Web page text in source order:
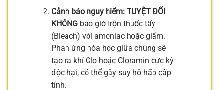
Cảnh báo nguy hiểm: TUYỆT ĐỐI
KHÔNGbao giờ trộn thuốc tẩy
(Bleach) với amoniac hoặc giấm.
Phản ứng hóa học giữa chúng sẽ
tạo ra khí Clo hoặc Cloramin cực kỳ
độc hại, có thể gây suy hô hấp cấp
tính.